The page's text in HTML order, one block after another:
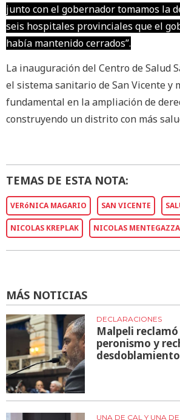
junto con el gobernador tomamos la
seis hospitales provinciales que el
había mantenido cerrados”.
La inauguración del Centro de Salud
el sistema sanitario de San Vicente y
fundamental en la ampliación de
construyendo un distrito con más
TEMAS DE ESTA NOTA:
VERóNICA MAGARIO SAN VICENTE
NICOLAS KREPLAK NICOLAS MENTEGAZZA
MÁS NOTICIAS
DECLARACIONES
Malpeli
peronismo y
UNA DE CAL Y UNA